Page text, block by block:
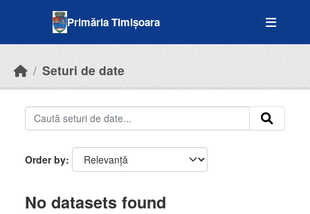
Primăria Timișoara
Seturi de date
Order by
No datasets found